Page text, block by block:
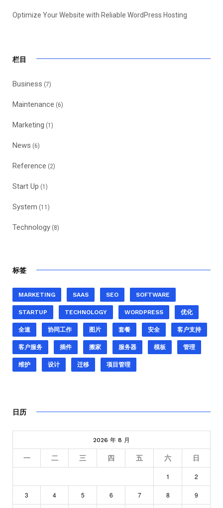
Optimize Your Website with Reliable WordPress Hosting
栏目
Business (7)
Maintenance (6)
Marketing (1)
News (6)
Reference (2)
Start Up (1)
System (11)
Technology (8)
标签
MARKETING SAAS SEO SOFTWARE
STARTUP TECHNOLOGY WORDPRESS 优化
全速 协同工作 图片 套餐 安全 客户支持
客户服务 插件 搬家 服务器 模板 管理
维护 设计 迁移 项目管理
日历
2026 年 8 月
一 二 三 四 五 六 日
1 2
3 4 5 6 7 8 9